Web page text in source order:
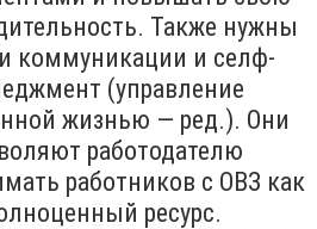
Также нужны
коммуникации и селф-
(управление
жизнью — ред.). Они
работодателю
работников с ОВЗ как
ресурс.